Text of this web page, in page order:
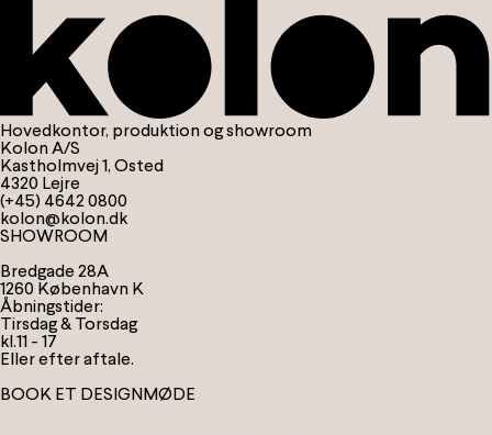
Hovedkontor, produktion og showroom
Kolon A/S
Kastholmvej 1, Osted
4320 Lejre
(+45) 4642 0800
kolon@kolon.dk
SHOWROOM
Bredgade 28A
1260 København K
Åbningstider:
Tirsdag & Torsdag
kl.11 - 17
Eller efter aftale.
BOOK ET DESIGNMØDE